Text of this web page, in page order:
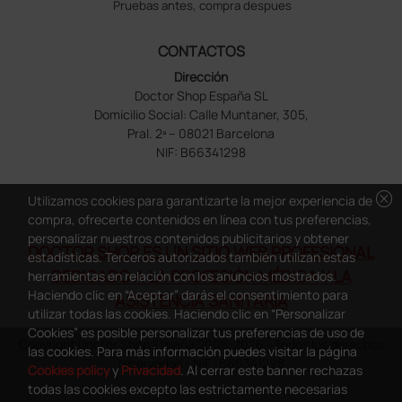
Pruebas antes, compra despues
CONTACTOS
Dirección
Doctor Shop España SL
Domicilio Social: Calle Muntaner, 305,
Pral. 2ª – 08021 Barcelona
NIF: B66341298
DOCTOR SHOP ES UN SITIO WEB PROFESIONAL
DEDICADO A LA PROFESIÓN MÉDICA Y LA
ASISTENCIA SANITARIA
Copyright Doctor Shop España 2005-2026 - Todos los derechos
reservados - NIF.: B66341298
cancel
Utilizamos cookies para garantizarte la mejor experiencia de
compra, ofrecerte contenidos en línea con tus preferencias,
personalizar nuestros contenidos publicitarios y obtener
estadísticas. Terceros autorizados también utilizan estas
herramientas en relación con los anuncios mostrados.
Haciendo clic en “Aceptar” darás el consentimiento para
utilizar todas las cookies. Haciendo clic en “Personalizar
Cookies” es posible personalizar tus preferencias de uso de
las cookies. Para más información puedes visitar la página
Cookies policyy Privacidad. Al cerrar este banner rechazas
todas las cookies excepto las estrictamente necesarias